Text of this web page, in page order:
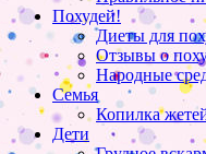
Похудей!
Диеты для
Отзывы о
Народные
Семья
Копилка
Дети